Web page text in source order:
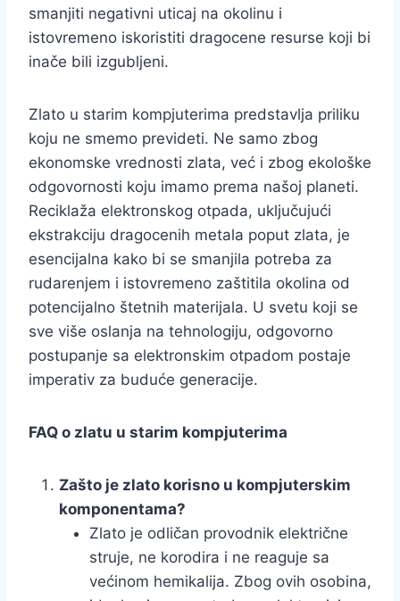
smanjiti negativni uticaj na okolinu i
istovremeno iskoristiti dragocene resurse koji bi
inače bili izgubljeni.
Zlato u starim kompjuterima predstavlja priliku
koju ne smemo prevideti. Ne samo zbog
ekonomske vrednosti zlata, već i zbog ekološke
odgovornosti koju imamo prema našoj planeti.
Reciklaža elektronskog otpada, uključujući
ekstrakciju dragocenih metala poput zlata, je
esencijalna kako bi se smanjila potreba za
rudarenjem i istovremeno zaštitila okolina od
potencijalno štetnih materijala. U svetu koji se
sve više oslanja na tehnologiju, odgovorno
postupanje sa elektronskim otpadom postaje
imperativ za buduće generacije.
FAQ o zlatu u starim kompjuterima
Zašto je zlato korisno u kompjuterskim
komponentama?
Zlato je odličan provodnik električne
struje, ne korodira i ne reaguje sa
većinom hemikalija. Zbog ovih osobina,